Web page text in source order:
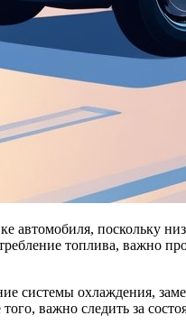
автомобиля, поскольку
топлива, важно
системы охлаждения,
важно следить за